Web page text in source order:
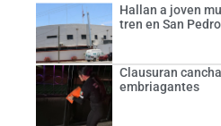
Hallan a joven
tren en San Pedro
Clausuran
embriagantes